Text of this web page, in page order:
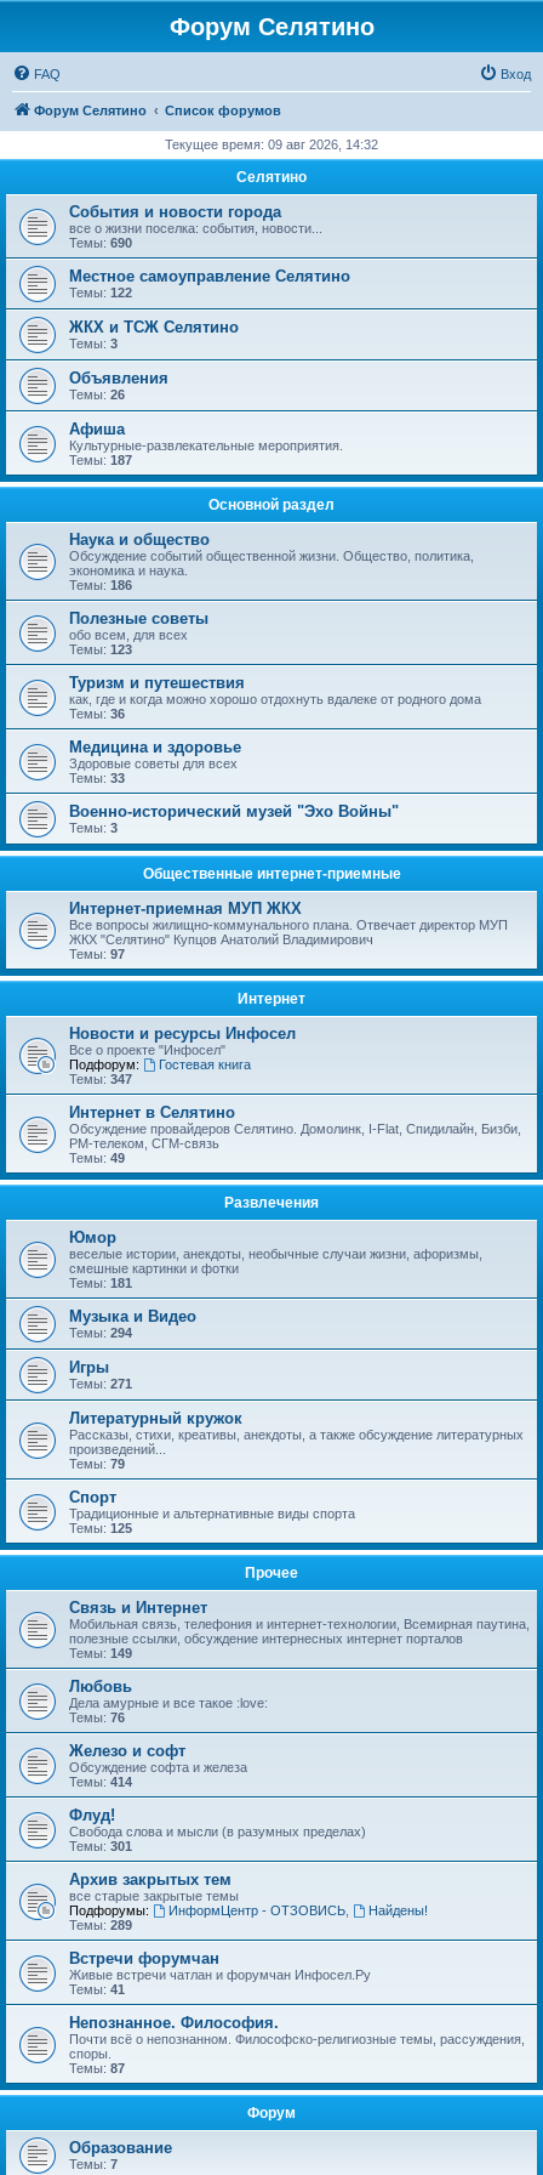
Форум Селятино
FAQ Вход
Форум Селятино Список форумов
Текущее время: 09 авг 2026, 14:32
Селятино
События и новости города
все о жизни поселка: события, новости...
Темы: 690
Местное самоуправление Селятино
Темы: 122
ЖКХ и ТСЖ Селятино
Темы: 3
Объявления
Темы: 26
Афиша
Культурные-развлекательные мероприятия.
Темы: 187
Основной раздел
Наука и общество
Обсуждение событий общественной жизни. Общество, политика,
экономика и наука.
Темы: 186
Полезные советы
обо всем, для всех
Темы: 123
Туризм и путешествия
как, где и когда можно хорошо отдохнуть вдалеке от родного дома
Темы: 36
Медицина и здоровье
Здоровые советы для всех
Темы: 33
Военно-исторический музей "Эхо Войны"
Темы: 3
Общественные интернет-приемные
Интернет-приемная МУП ЖКХ
Все вопросы жилищно-коммунального плана. Отвечает директор МУП
ЖКХ "Селятино" Купцов Анатолий Владимирович
Темы: 97
Интернет
Новости и ресурсы Инфосел
Все о проекте "Инфосел"
Подфорум:
Гостевая книга
Темы: 347
Интернет в Селятино
Обсуждение провайдеров Селятино. Домолинк, I-Flat, Спидилайн, Бизби,
РМ-телеком, СГМ-связь
Темы: 49
Развлечения
Юмор
веселые истории, анекдоты, необычные случаи жизни, афоризмы,
смешные картинки и фотки
Темы: 181
Музыка и Видео
Темы: 294
Игры
Темы: 271
Литературный кружок
Рассказы, стихи, креативы, анекдоты, а также обсуждение литературных
произведений...
Темы: 79
Спорт
Традиционные и альтернативные виды спорта
Темы: 125
Прочее
Связь и Интернет
Мобильная связь, телефония и интернет-технологии, Всемирная паутина,
полезные ссылки, обсуждение интернесных интернет порталов
Темы: 149
Любовь
Дела амурные и все такое :love:
Темы: 76
Железо и софт
Обсуждение софта и железа
Темы: 414
Флуд!
Свобода слова и мысли (в разумных пределах)
Темы: 301
Архив закрытых тем
все старые закрытые темы
Подфорумы:
ИнформЦентр - ОТЗОВИСЬ,
Найдены!
Темы: 289
Встречи форумчан
Живые встречи чатлан и форумчан Инфосел.Ру
Темы: 41
Непознанное. Философия.
Почти всё о непознанном. Философско-религиозные темы, рассуждения,
споры.
Темы: 87
Форум
Образование
Темы: 7